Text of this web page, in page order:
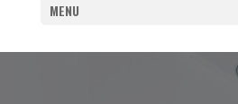
MENU